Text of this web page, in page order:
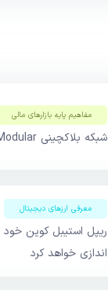
مفاهیم پایه بازار‌های مالی
شبکه بلاکچینی Modular چیست؟
معرفی ارزهای دیجیتال
ریپل استیبل کوین خود
اندازی خواهد کرد